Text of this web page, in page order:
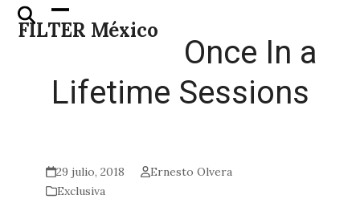
Skip
FILTER México
Open
mobile
Close
mobile
Once In a
Lifetime Sessions
29 julio, 2018
Ernesto Olvera
Exclusiva